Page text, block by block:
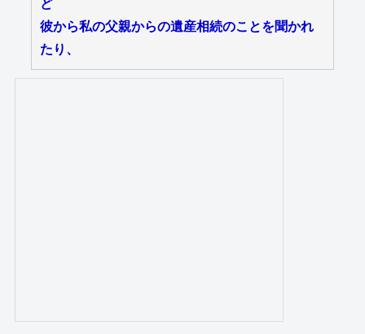
ど
彼から私の父親からの遺産相続のことを聞かれ
たり、